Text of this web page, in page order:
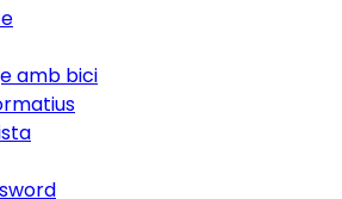
amb bici